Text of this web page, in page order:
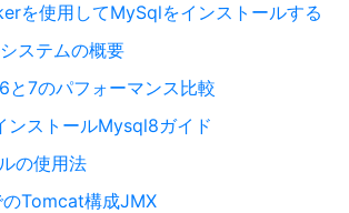
を使用してMySqlをインストールする
ステムの概要
と7のパフォーマンス比較
ンストールMysql8ガイド
の使用法
Tomcat構成JMX